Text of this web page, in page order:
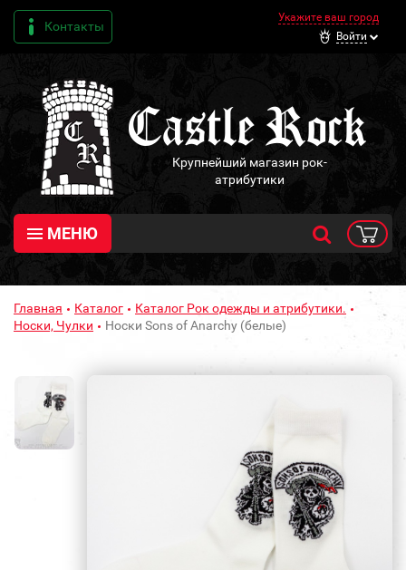
Контакты
Укажите ваш город
Войти
Крупнейший магазин рок-
атрибутики
МЕНЮ
Главная Каталог
Каталог Рок одежды и атрибутики.
Носки, Чулки
Носки Sons of Anarchy (белые)